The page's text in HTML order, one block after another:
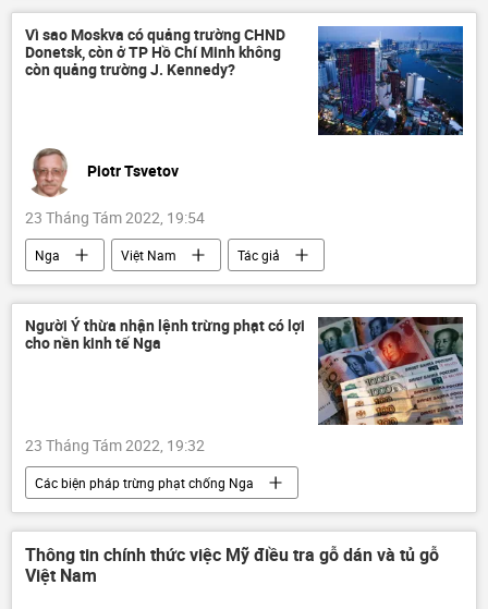
Quân sự
Vì sao Moskva có quảng trường CHND
Donetsk, còn ở TP Hồ Chí Minh không
còn quảng trường J. Kennedy?
Piotr Tsvetov
23 Tháng Tám 2022, 19:54
Nga Việt Nam
Tác giả
Quan điểm-Ý kiến
Moskva
Thành phố Hồ Chí Minh
Hợp tác Nga-Việt
Liên bang Nga
Người Ý thừa nhận lệnh trừng phạt có lợi
cho nền kinh tế Nga
23 Tháng Tám 2022, 19:32
Các biện pháp trừng phạt chống Nga
Chính trị
Kinh tế
Nga
phương Tây
Ukraina
Cuộc khủng hoảng ở Ukraina
Thông tin chính thức việc Mỹ điều tra gỗ dán và tủ gỗ
Việt Nam